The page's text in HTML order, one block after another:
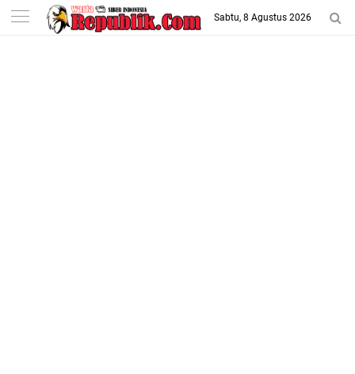
-->
Sabtu, 8 Agustus 2026